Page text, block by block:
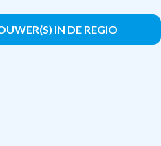
IN DE REGIO